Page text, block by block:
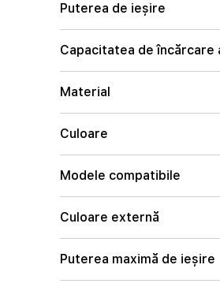
Puterea de ieșire
Capacitatea de încărcare
Material
Culoare
Modele compatibile
Culoare externă
Puterea maximă de ieșire